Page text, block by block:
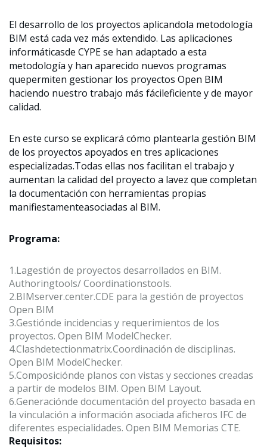
El desarrollo de los proyectos aplicandola metodología
BIM está cada vez más extendido. Las aplicaciones
informáticasde CYPE se han adaptado a esta
metodología y han aparecido nuevos programas
quepermiten gestionar los proyectos Open BIM
haciendo nuestro trabajo más fácileficiente y de mayor
calidad.
En este curso se explicará cómo plantearla gestión BIM
de los proyectos apoyados en tres aplicaciones
especializadas.Todas ellas nos facilitan el trabajo y
aumentan la calidad del proyecto a lavez que completan
la documentación con herramientas propias
manifiestamenteasociadas al BIM.
Programa:
1.Lagestión de proyectos desarrollados en BIM.
Authoringtools/Coordinationstools.
2.BIMserver.center.CDE para la gestión de proyectos
Open BIM
3.Gestiónde incidencias y requerimientos de los
proyectos. Open BIM ModelChecker.
4.Clashdetectionmatrix.Coordinación de disciplinas.
Open BIM ModelChecker.
5.Composiciónde planos con vistas y secciones creadas
a partir de modelos BIM. Open BIM Layout.
6.Generaciónde documentación del proyecto basada en
la vinculación a información asociada aficheros IFC de
diferentes especialidades. Open BIM Memorias CTE.
Requisitos: